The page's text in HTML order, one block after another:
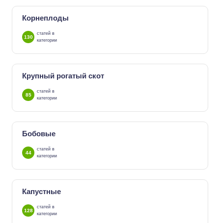
Корнеплоды
130
статей в
категории
Крупный рогатый скот
85
статей в
категории
Бобовые
44
статей в
категории
Капустные
128
статей в
категории